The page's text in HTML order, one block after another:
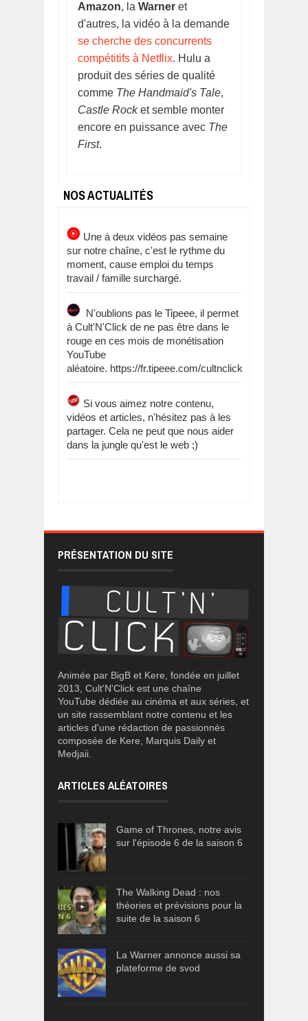
Amazon, la Warner et
d'autres, la vidéo à la demande
se cherche des concurrents
compétitifs à Netflix. Hulu a
produit des séries de qualité
comme The Handmaid's Tale,
Castle Rocket semble monter
encore en puissance avec The
First.
NOS ACTUALITÉS
Une à deux vidéos pas semaine
sur notre chaîne, c'est le rythme du
moment, cause emploi du temps
travail / famille surchargé.
N'oublions pas le Tipeee, il permet
à Cult'N'Click de ne pas être dans le
rouge en ces mois de monétisation
YouTube
aléatoire. https://fr.tipeee.com/cultnclick
Si vous aimez notre contenu,
vidéos et articles, n'hésitez pas à les
partager. Cela ne peut que nous aider
dans la jungle qu'est le web ;)
PRÉSENTATION DU SITE
Animée par BigB et Kere, fondée en juillet
2013, Cult'N'Click est une chaîne
YouTube dédiée au cinéma et aux séries, et
un site rassemblant notre contenu et les
articles d'une rédaction de passionnés
composée de Kere, Marquis Daily et
Medjaii.
ARTICLES ALÉATOIRES
Game of Thrones, notre avis
sur l'épisode 6 de la saison 6
The Walking Dead : nos
théories et prévisions pour la
suite de la saison 6
La Warner annonce aussi sa
plateforme de svod